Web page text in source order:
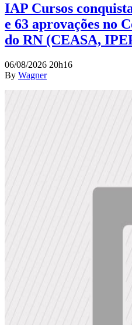
IAP Cursos
e 63 aprovações no
do RN (CEASA,
06/08/2026 20h16
By Wagner